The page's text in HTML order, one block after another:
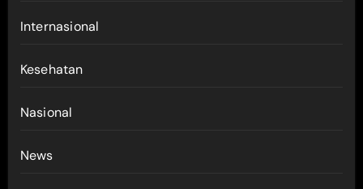
Internasional
Kesehatan
Nasional
News